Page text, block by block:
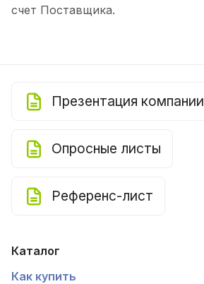
счет Поставщика.
Презентация компании
Опросные листы
Референс-лист
Каталог
Как купить